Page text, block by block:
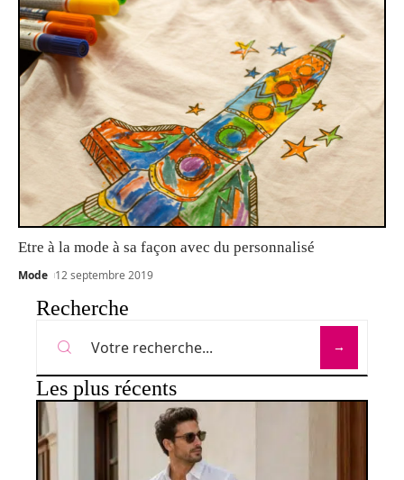
Etre à la mode à sa façon avec du personnalisé
Mode 12 septembre 2019
Recherche
Les plus récents